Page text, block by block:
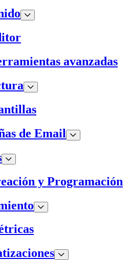
avanzadas
de Email
y Programación